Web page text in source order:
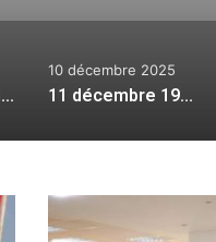
L’Algérie et la guerre de l’image
10 décembre 2025
11 décembre 1960 : une date historique
6
3